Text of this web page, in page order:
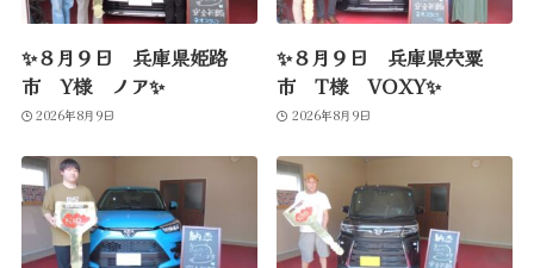
✨８月９日 兵庫県姫路
市 Y様 ノア✨
2026年8月9日
✨８月９日 兵庫県宍粟
市 T様 VOXY✨
2026年8月9日